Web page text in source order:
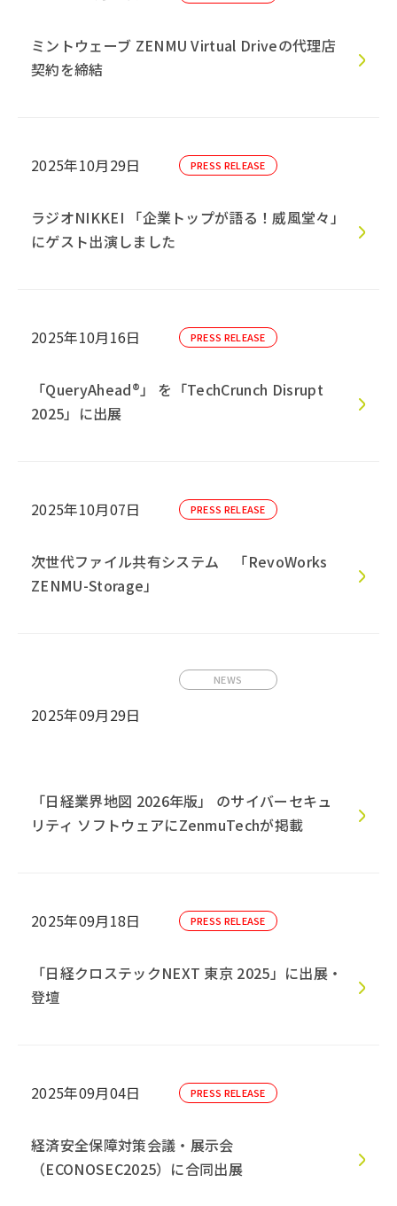
ミントウェーブ ZENMU Virtual Driveの代理店
契約を締結
2025年10月29日 PRESS RELEASE
ラジオNIKKEI 「企業トップが語る！威風堂々」
にゲスト出演しました
2025年10月16日 PRESS RELEASE
「QueryAhead®」 を「TechCrunch Disrupt
2025」に出展
2025年10月07日 PRESS RELEASE
次世代ファイル共有システム 「RevoWorks
ZENMU-Storage」
2025年09月29日
NEWS
「日経業界地図 2026年版」 のサイバーセキュ
リティ ソフトウェアにZenmuTechが掲載
2025年09月18日 PRESS RELEASE
「日経クロステックNEXT 東京 2025」に出展・
登壇
2025年09月04日 PRESS RELEASE
経済安全保障対策会議・展示会
（ECONOSEC2025）に合同出展